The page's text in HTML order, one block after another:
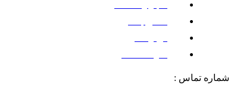
شماره تماس :